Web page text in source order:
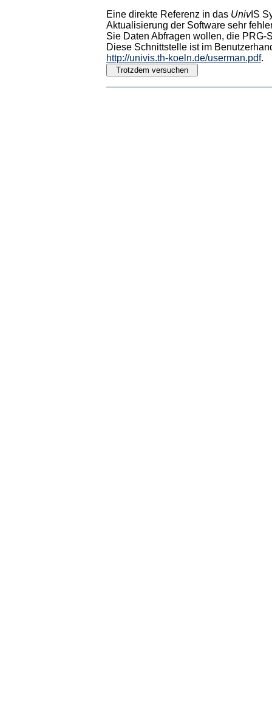
Eine direkte Referenz in das UnivIS
Aktualisierung der Software sehr
Sie Daten Abfragen wollen, die PRG-
Diese Schnittstelle ist im
http://univis.th-koeln.de/userman.pdf.